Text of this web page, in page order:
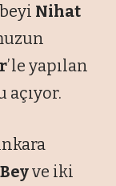
Nihat
’le yapılan
açıyor.
ve iki